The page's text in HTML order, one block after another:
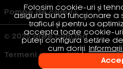
Pompe de căldură
© 2025 gree.com.md
Termeni si conditii
Folosim cookie-uri și
asigura buna funcționare a
traficul și pentru a
accepta toate cookie-
puteți configura setările
cum doriți.